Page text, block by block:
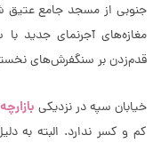
جنوبی از مسجد جامع عتیق
مغازه‌های آجرنمای جدید
قدم‌زدن بر سنگفرش‌های
خیابان سپه در نزدیکی
کم و کسر ندارد. البته به